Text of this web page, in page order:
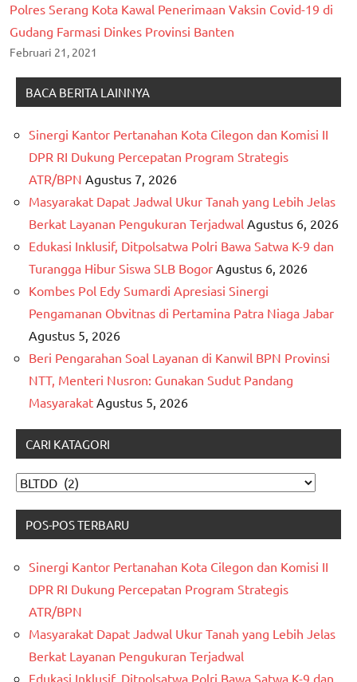
Polres Serang Kota Kawal Penerimaan Vaksin Covid-19 di
Gudang Farmasi Dinkes Provinsi Banten
Februari 21, 2021
BACA BERITA LAINNYA
Sinergi Kantor Pertanahan Kota Cilegon dan Komisi II
DPR RI Dukung Percepatan Program Strategis
ATR/BPN Agustus 7, 2026
Masyarakat Dapat Jadwal Ukur Tanah yang Lebih Jelas
Berkat Layanan Pengukuran Terjadwal Agustus 6, 2026
Edukasi Inklusif, Ditpolsatwa Polri Bawa Satwa K-9 dan
Turangga Hibur Siswa SLB Bogor Agustus 6, 2026
Kombes Pol Edy Sumardi Apresiasi Sinergi
Pengamanan Obvitnas di Pertamina Patra Niaga Jabar
Agustus 5, 2026
Beri Pengarahan Soal Layanan di Kanwil BPN Provinsi
NTT, Menteri Nusron: Gunakan Sudut Pandang
Masyarakat Agustus 5, 2026
CARI KATAGORI
CARI
POS-POS TERBARU
Sinergi Kantor Pertanahan Kota Cilegon dan Komisi II
DPR RI Dukung Percepatan Program Strategis
ATR/BPN
Masyarakat Dapat Jadwal Ukur Tanah yang Lebih Jelas
Berkat Layanan Pengukuran Terjadwal
Edukasi Inklusif, Ditpolsatwa Polri Bawa Satwa K-9 dan